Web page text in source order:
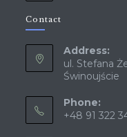
Contact
Address:
ul. Stefana
Świnoujście
Phone:
+48 91 322